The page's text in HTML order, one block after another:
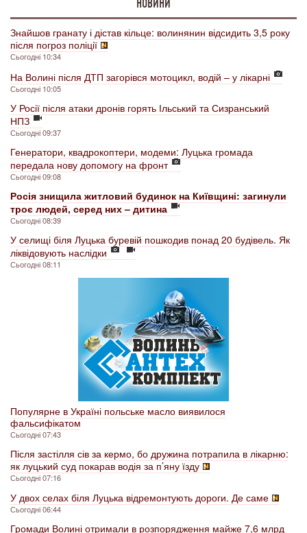
НОВИНИ
Знайшов гранату і дістав кільце: волинянин відсидить 3,5 року
після погроз поліції
Сьогодні 10:34
На Волині після ДТП загорівся мотоцикл, водій – у лікарні
Сьогодні 10:05
У Росії після атаки дронів горять Ільський та Сизранський
НПЗ
Сьогодні 09:37
Генератори, квадрокоптери, модеми: Луцька громада
передала нову допомогу на фронт
Сьогодні 09:08
Росія знищила житловий будинок на Київщині: загинули
троє людей, серед них – дитина
Сьогодні 08:39
У селищі біля Луцька буревій пошкодив понад 20 будівель. Як
ліквідовують наслідки
Сьогодні 08:11
Популярне в Україні польське масло виявилося
фальсифікатом
Сьогодні 07:43
Після застілля сів за кермо, бо дружина потрапила в лікарню:
як луцький суд покарав водія за п’яну їзду
Сьогодні 07:16
У двох селах біля Луцька відремонтують дороги. Де саме
Сьогодні 06:44
Громади Волині отримали в розпорядження майже 7,6 млрд